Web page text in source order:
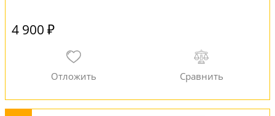
4 900 ₽